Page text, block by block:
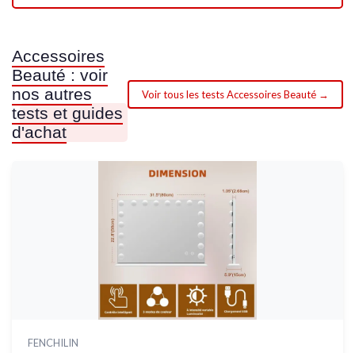
Accessoires
Beauté : voir
nos autres
tests et guides
d'achat
Voir tous les tests Accessoires Beauté →
FENCHILIN